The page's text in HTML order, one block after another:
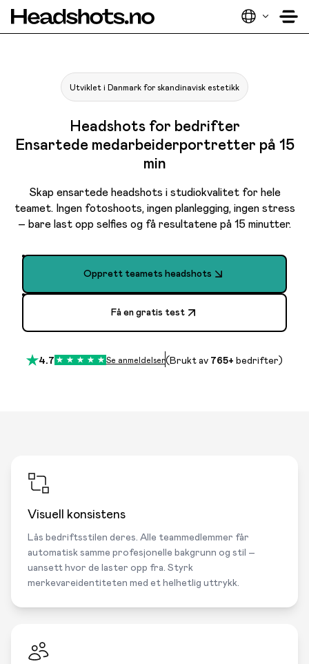
Utviklet i Danmark for skandinavisk estetikk
Headshots for bedrifter
Ensartede medarbeiderportretter på 15
min
Skap ensartede headshots i studiokvalitet for hele
teamet. Ingen fotoshoots, ingen planlegging, ingen stress
– bare last opp selfies og få resultatene på 15 minutter.
Opprett teamets headshots
Få en gratis test
4.7 Se anmeldelser(Brukt av 765+ bedrifter)
Visuell konsistens
Lås bedriftsstilen deres. Alle teammedlemmer får
automatisk samme profesjonelle bakgrunn og stil –
uansett hvor de laster opp fra. Styrk
merkevareidentiteten med et helhetlig uttrykk.